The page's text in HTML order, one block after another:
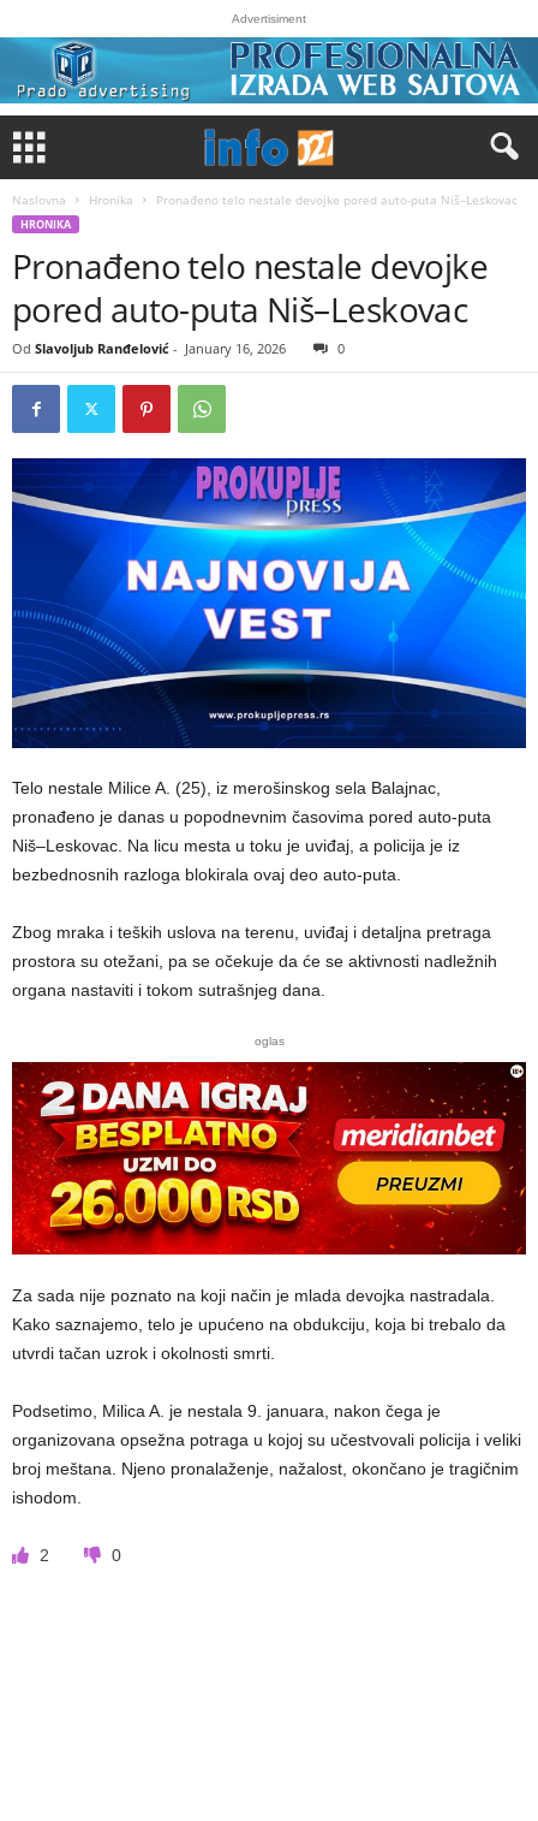
Advertisiment
Naslovna Hronika Pronađeno telo nestale devojke pored auto-puta Niš–Leskovac
HRONIKA
Pronađeno telo nestale devojke
pored auto-puta Niš–Leskovac
Od Slavoljub Ranđelović - January 16, 2026 0
Telo nestale Milice A. (25), iz merošinskog sela Balajnac,
pronađeno je danas u popodnevnim časovima pored auto-puta
Niš–Leskovac. Na licu mesta u toku je uviđaj, a policija je iz
bezbednosnih razloga blokirala ovaj deo auto-puta.
Zbog mraka i teških uslova na terenu, uviđaj i detaljna pretraga
prostora su otežani, pa se očekuje da će se aktivnosti nadležnih
organa nastaviti i tokom sutrašnjeg dana.
oglas
Za sada nije poznato na koji način je mlada devojka nastradala.
Kako saznajemo, telo je upućeno na obdukciju, koja bi trebalo da
utvrdi tačan uzrok i okolnosti smrti.
Podsetimo, Milica A. je nestala 9. januara, nakon čega je
organizovana opsežna potraga u kojoj su učestvovali policija i veliki
broj meštana. Njeno pronalaženje, nažalost, okončano je tragičnim
ishodom.
2 0